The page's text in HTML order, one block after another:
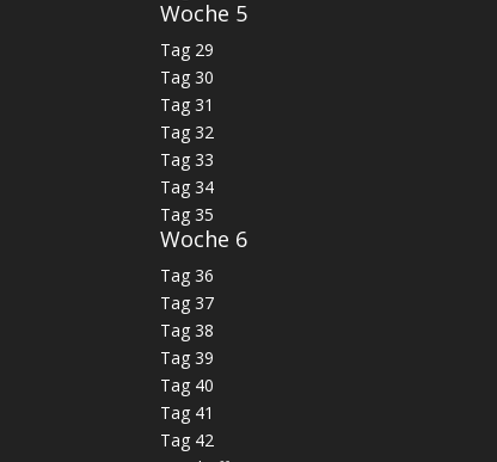
Woche 5
Tag 29
Tag 30
Tag 31
Tag 32
Tag 33
Tag 34
Tag 35
Woche 6
Tag 36
Tag 37
Tag 38
Tag 39
Tag 40
Tag 41
Tag 42